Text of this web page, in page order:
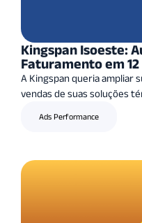
Kingspan Isoeste:
Faturamento em 12
A Kingspan queria ampliar
vendas de suas soluções
Ads Performance